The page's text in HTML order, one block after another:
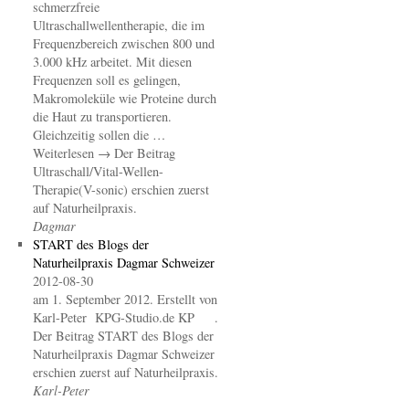
schmerzfreie
Ultraschallwellentherapie, die im
Frequenzbereich zwischen 800 und
3.000 kHz arbeitet. Mit diesen
Frequenzen soll es gelingen,
Makromoleküle wie Proteine durch
die Haut zu transportieren.
Gleichzeitig sollen die …
Weiterlesen → Der Beitrag
Ultraschall/Vital-Wellen-
Therapie(V-sonic) erschien zuerst
auf Naturheilpraxis.
Dagmar
START des Blogs der
Naturheilpraxis Dagmar Schweizer
2012-08-30
am 1. September 2012. Erstellt von
Karl-Peter KPG-Studio.de KP .
Der Beitrag START des Blogs der
Naturheilpraxis Dagmar Schweizer
erschien zuerst auf Naturheilpraxis.
Karl-Peter